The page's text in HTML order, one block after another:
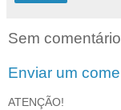
Sem
Enviar um
ATENÇÃO!